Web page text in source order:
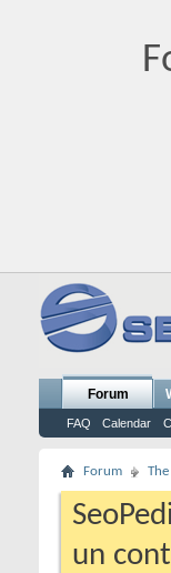
Forum
FAQ Calendar
Forum
un